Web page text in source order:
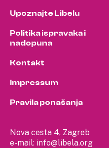
Nova cesta 4, Zagreb
e-mail: info@libela.org
Upoznajte Libelu
Politika ispravaka i
nadopuna
Kontakt
Impressum
Pravila ponašanja